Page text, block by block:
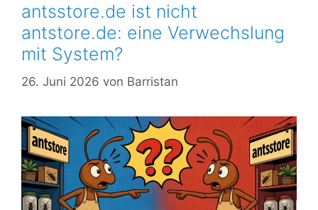
antsstore.de ist nicht
antstore.de: eine Verwechslung
mit System?
26. Juni 2026 von Barristan